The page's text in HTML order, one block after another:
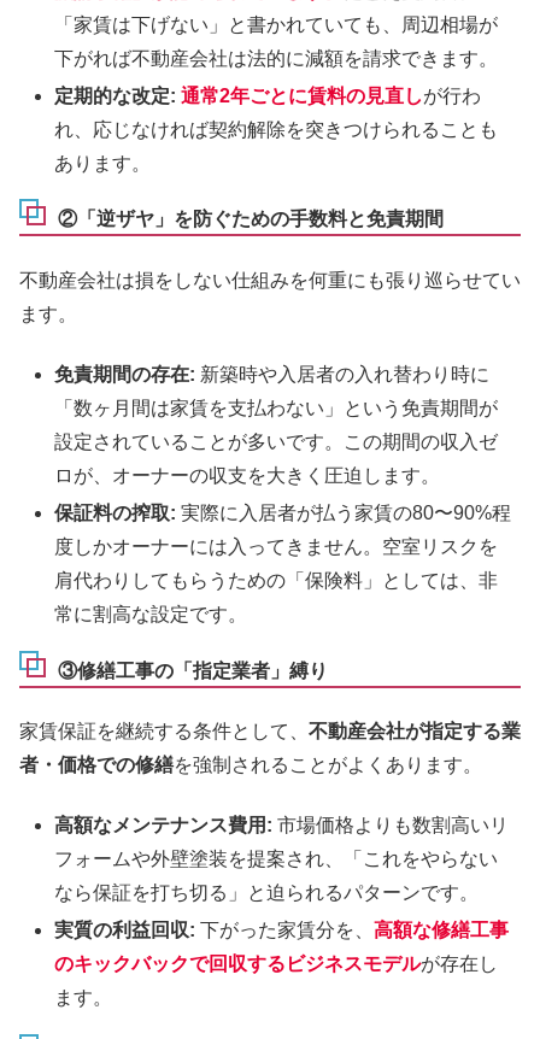
「家賃は下げない」と書かれていても、周辺相場が
下がれば不動産会社は法的に減額を請求できます。
定期的な改定: 通常2年ごとに賃料の見直しが行わ
れ、応じなければ契約解除を突きつけられることも
あります。
②「逆ザヤ」を防ぐための手数料と免責期間
不動産会社は損をしない仕組みを何重にも張り巡らせてい
ます。
免責期間の存在: 新築時や入居者の入れ替わり時に
「数ヶ月間は家賃を支払わない」という免責期間が
設定されていることが多いです。この期間の収入ゼ
ロが、オーナーの収支を大きく圧迫します。
保証料の搾取: 実際に入居者が払う家賃の80〜90%程
度しかオーナーには入ってきません。空室リスクを
肩代わりしてもらうための「保険料」としては、非
常に割高な設定です。
③修繕工事の「指定業者」縛り
家賃保証を継続する条件として、 不動産会社が指定する業
者・価格での修繕を強制されることがよくあります。
高額なメンテナンス費用: 市場価格よりも数割高いリ
フォームや外壁塗装を提案され、「これをやらない
なら保証を打ち切る」と迫られるパターンです。
実質の利益回収: 下がった家賃分を、 高額な修繕工事
のキックバックで回収するビジネスモデルが存在し
ます。